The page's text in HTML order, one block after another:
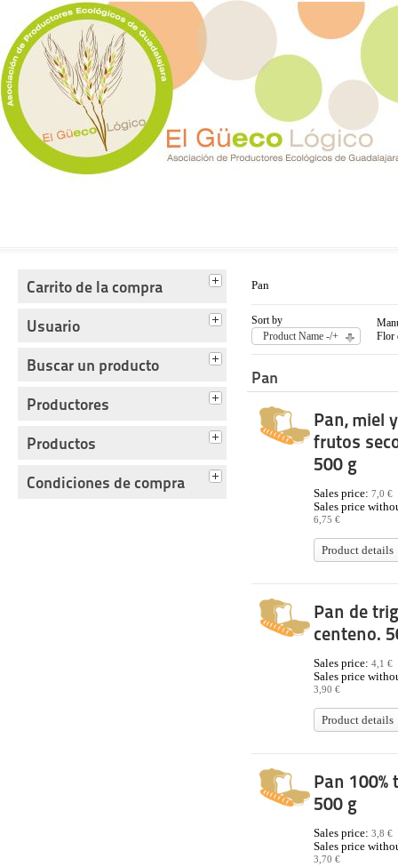
Carrito de la compra
Usuario
Buscar un producto
Productores
Productos
Condiciones de compra
Pan
Sort by
Product Name -/+
Flor
Pan
Pan, miel y
frutos
500 g
Sales price: 7,0 €
Sales price
6,75 €
Product details
Pan de
centeno.
Sales price: 4,1 €
Sales price
3,90 €
Product details
Pan 100%
500 g
Sales price: 3,8 €
Sales price
3,70 €